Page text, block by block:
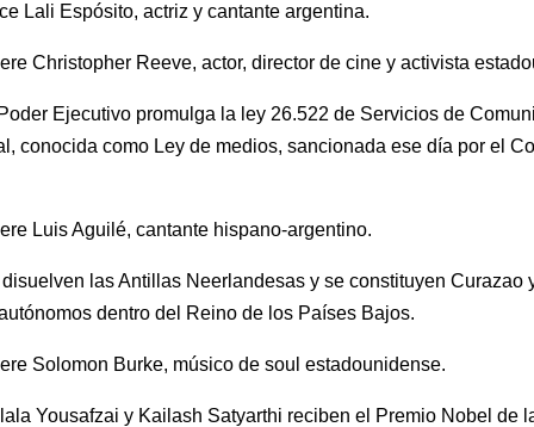
Lali Espósito, actriz y cantante argentina.
Christopher Reeve, actor, director de cine y activista
Ejecutivo promulga la ley 26.522 de Servicios de
conocida como Ley de medios, sancionada ese día por el
Luis Aguilé, cantante hispano-argentino.
las Antillas Neerlandesas y se constituyen Curazao
dentro del Reino de los Países Bajos.
Solomon Burke, músico de soul estadounidense.
Yousafzai y Kailash Satyarthi reciben el Premio Nobel de